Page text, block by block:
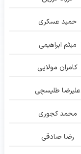
حمید عسکری
میثم ابراهیمی
کامران مولایی
علیرضا طلیسچی
محمد کجوری
رضا صادقی